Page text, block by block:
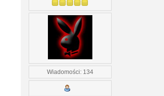
Wiadomości: 134